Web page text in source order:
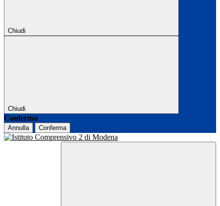
Chiudi
Chiudi
Conferma
Annulla Conferma